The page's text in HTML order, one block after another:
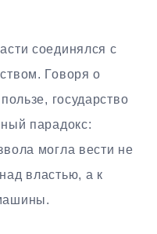
соединялся с
Говоря о
государство
парадокс:
могла вести не
властью, а к